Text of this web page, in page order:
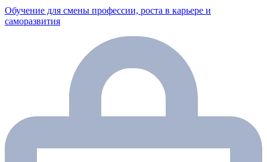
Обучение для смены профессии, роста в карьере и
саморазвития